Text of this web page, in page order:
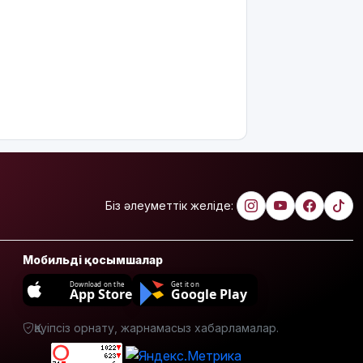
жайып
салды
TikTok-тағы
тікелей
эфирі үшін
тұрғыны 5
Біз әлеуметтік желіде:
Мобильді қосымшалар
Download on the
App Store
Get it on
Google Play
Қауіпсіз орнату, жарнамасыз хабарламалар.